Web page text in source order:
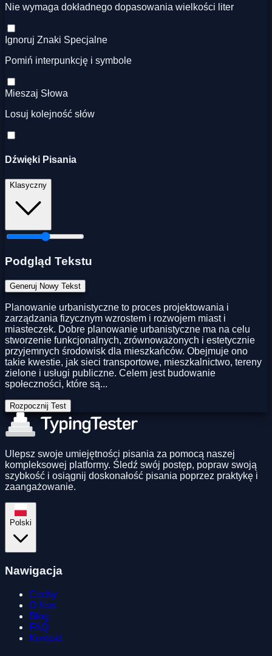
Nie wymaga dokładnego dopasowania wielkości liter
Ignoruj Znaki Specjalne
Pomiń interpunkcję i symbole
Mieszaj Słowa
Losuj kolejność słów
Dźwięki Pisania
Klasyczny
Podgląd Tekstu
Generuj Nowy Tekst
Planowanie urbanistyczne to proces projektowania i
zarządzania fizycznym wzrostem i rozwojem miast i
miasteczek. Dobre planowanie urbanistyczne ma na celu
stworzenie funkcjonalnych, zrównoważonych i estetycznie
przyjemnych środowisk dla mieszkańców. Obejmuje ono
takie kwestie, jak sieci transportowe, mieszkalnictwo, tereny
zielone i usługi publiczne. Celem jest budowanie
społeczności, które są...
Rozpocznij Test
Ulepsz swoje umiejętności pisania za pomocą naszej
kompleksowej platformy. Śledź swój postęp, popraw swoją
szybkość i osiągnij doskonałość pisania poprzez praktykę i
zaangażowanie.
Polski
Nawigacja
Cechy
O Nas
Blog
FAQ
Kontakt